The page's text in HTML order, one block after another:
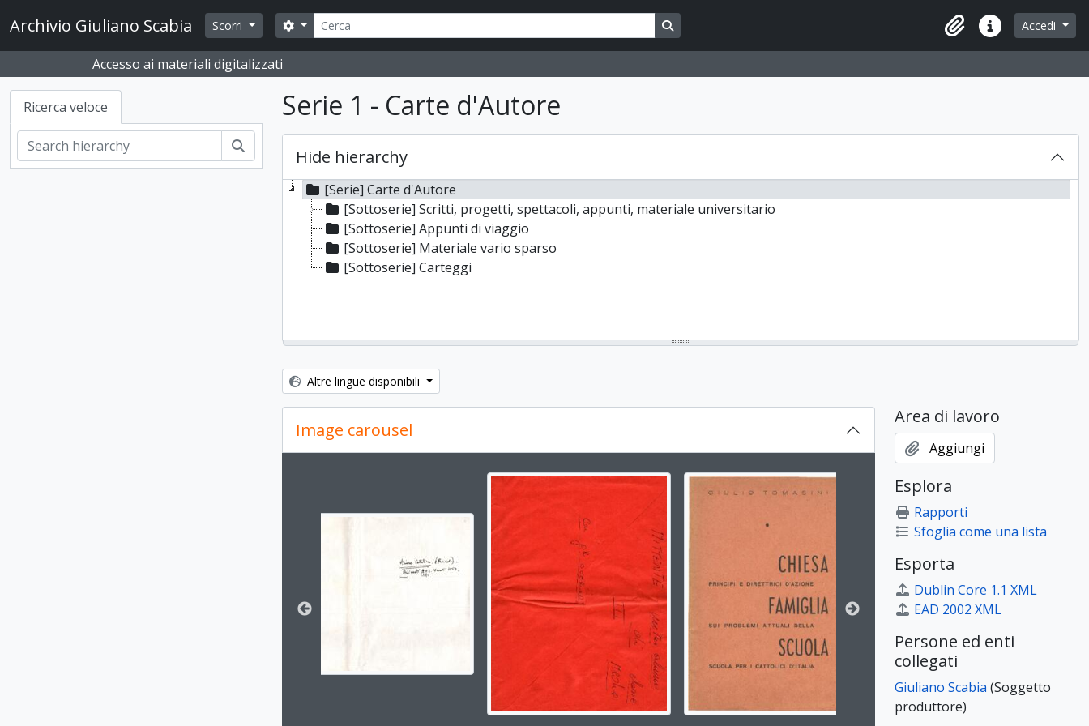
Archivio Giuliano Scabia Scorri Cerca
Search options Search in browse page
Area di lavoro
Collegamenti veloci
Accedi
Accesso ai materiali digitalizzati
Ricerca veloce Serie 1 - Carte d'Autore
Hide hierarchy
[Serie] Carte d'Autore
[Sottoserie] Scritti, progetti, spettacoli, appunti, materiale universitario
[Sottoserie] Appunti di viaggio
[Sottoserie] Materiale vario sparso
[Sottoserie] Carteggi
Altre lingue disponibili
Image carousel
Changing the current slide of this carousel will change the description title displayed in the following carousel. Clicking any
Area di lavoro
Aggiungi
Esplora
Rapporti
Sfoglia come una lista
Esporta
Dublin Core 1.1 XML
EAD 2002 XML
Persone ed enti
collegati
Giuliano Scabia (Soggetto
produttore)